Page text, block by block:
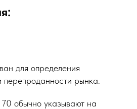
для определения
перепроданности рынка.
обычно указывают на